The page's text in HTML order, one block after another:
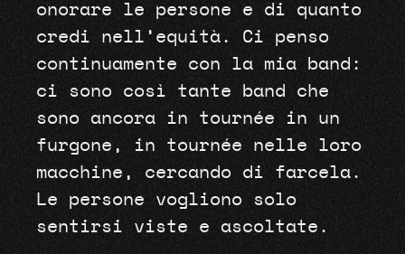
onorare le persone e di quanto
credi nell’equità. Ci penso
continuamente con la mia band:
ci sono così tante band che
sono ancora in tournée in un
furgone, in tournée nelle loro
macchine, cercando di farcela.
Le persone vogliono solo
sentirsi viste e ascoltate.